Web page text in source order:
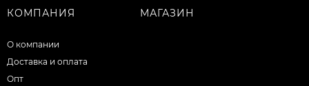
КОМПАНИЯ
О компании
Доставка и оплата
Опт
МАГАЗИН